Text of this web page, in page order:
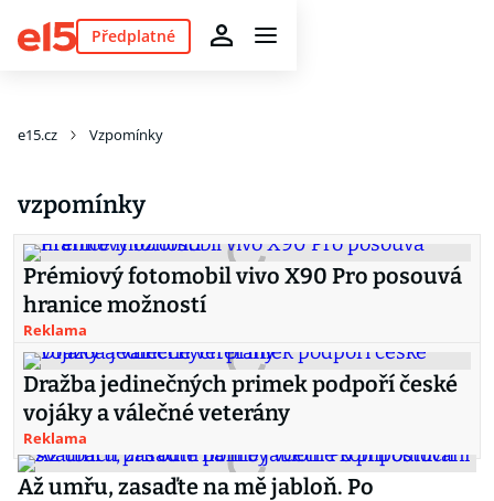
Předplatné
e15.cz Vzpomínky
vzpomínky
Prémiový fotomobil vivo X90 Pro posouvá
hranice možností
Reklama
Dražba jedinečných primek podpoří české
vojáky a válečné veterány
Reklama
Až umřu, zasaďte na mě jabloň. Po